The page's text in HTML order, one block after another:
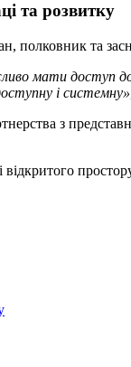
та розвитку
полковник та
мати доступ
і системну»
з